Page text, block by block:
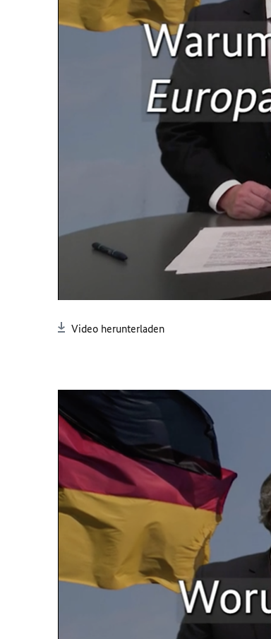
Video herunterladen